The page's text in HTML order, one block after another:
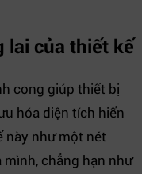
lai của thiết kế
cong giúp thiết bị
hóa diện tích hiển
này như một nét
chẳng hạn như